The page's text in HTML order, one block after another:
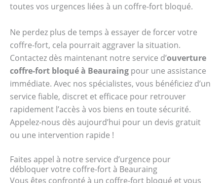
toutes vos urgences liées à un coffre-fort bloqué.
Ne perdez plus de temps à essayer de forcer votre
coffre-fort, cela pourrait aggraver la situation.
Contactez dès maintenant notre service d’ouverture
coffre-fort bloqué à Beauraing pour une assistance
immédiate. Avec nos spécialistes, vous bénéficiez d’un
service fiable, discret et efficace pour retrouver
rapidement l’accès à vos biens en toute sécurité.
Appelez-nous dès aujourd’hui pour un devis gratuit
ou une intervention rapide !
Faites appel à notre service d’urgence pour
débloquer votre coffre-fort à Beauraing
Vous êtes confronté à un coffre-fort bloqué et vous